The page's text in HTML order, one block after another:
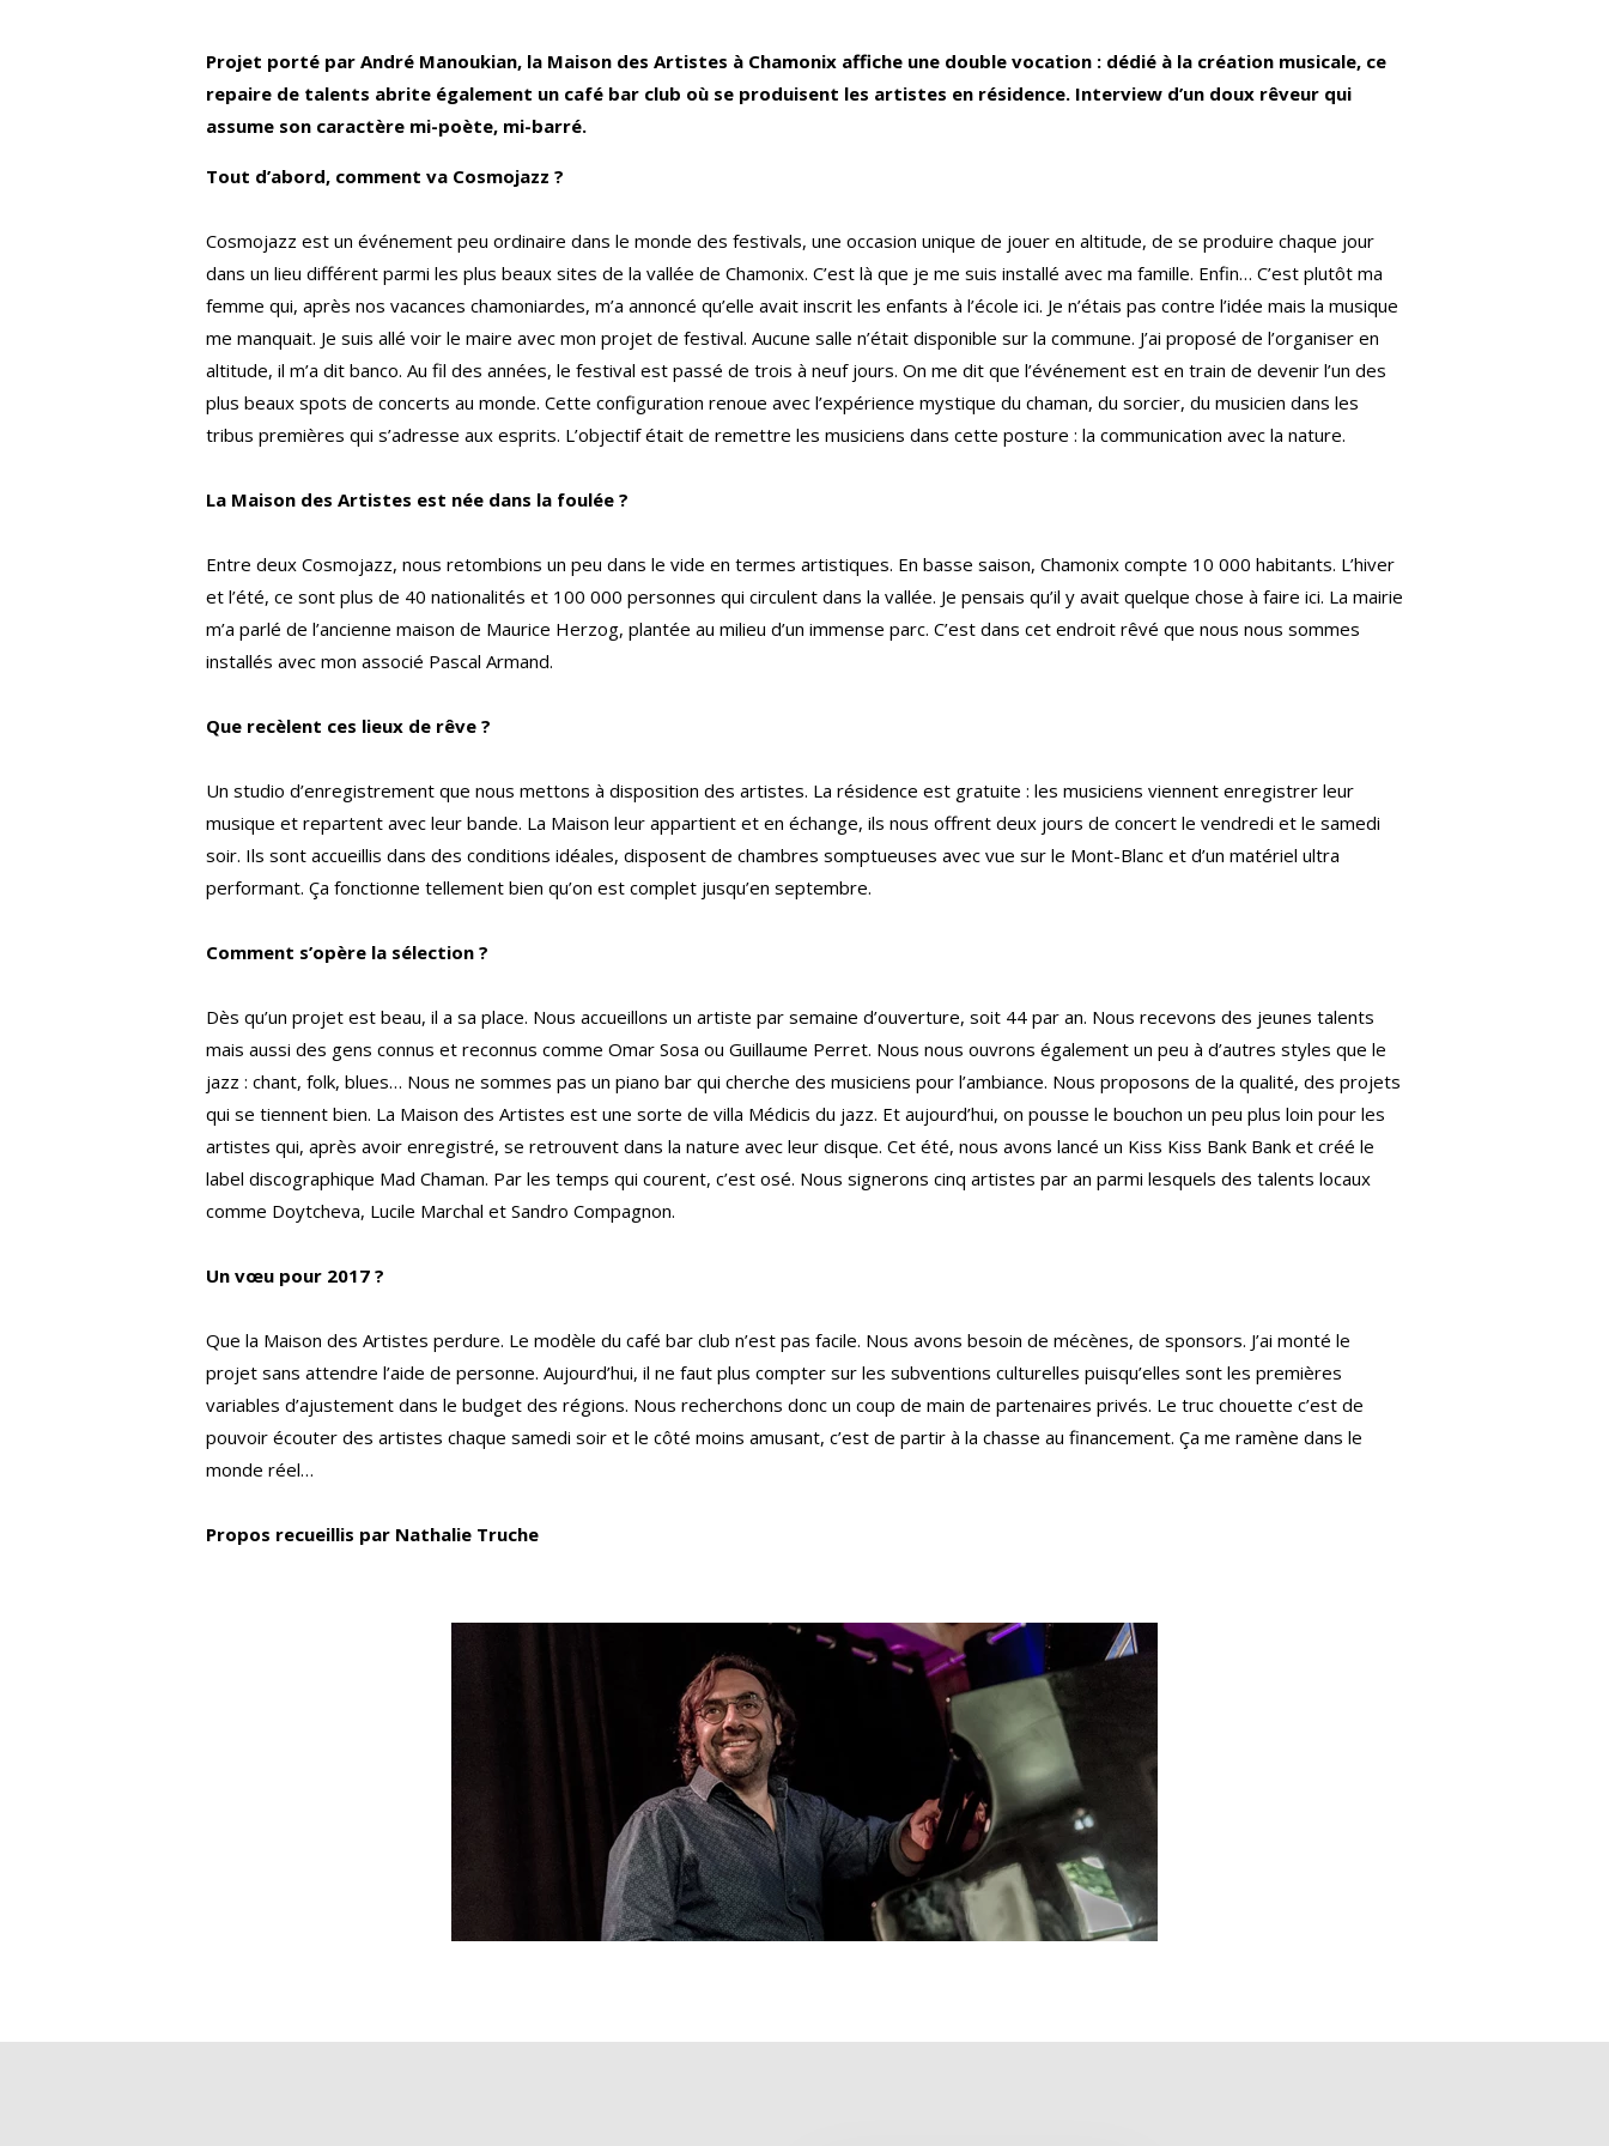
Projet porté par André Manoukian, la Maison des Artistes à Chamonix affiche une double vocation : dédié à la création musicale, ce
repaire de talents abrite également un café bar club où se produisent les artistes en résidence. Interview d’un doux rêveur qui
assume son caractère mi-poète, mi-barré.
Tout d’abord, comment va Cosmojazz ?
Cosmojazz est un événement peu ordinaire dans le monde des festivals, une occasion unique de jouer en altitude, de se produire chaque jour
dans un lieu différent parmi les plus beaux sites de la vallée de Chamonix. C’est là que je me suis installé avec ma famille. Enfin… C’est plutôt ma
femme qui, après nos vacances chamoniardes, m’a annoncé qu’elle avait inscrit les enfants à l’école ici. Je n’étais pas contre l’idée mais la musique
me manquait. Je suis allé voir le maire avec mon projet de festival. Aucune salle n’était disponible sur la commune. J’ai proposé de l’organiser en
altitude, il m’a dit banco. Au fil des années, le festival est passé de trois à neuf jours. On me dit que l’événement est en train de devenir l’un des
plus beaux spots de concerts au monde. Cette configuration renoue avec l’expérience mystique du chaman, du sorcier, du musicien dans les
tribus premières qui s’adresse aux esprits. L’objectif était de remettre les musiciens dans cette posture : la communication avec la nature.
La Maison des Artistes est née dans la foulée ?
Entre deux Cosmojazz, nous retombions un peu dans le vide en termes artistiques. En basse saison, Chamonix compte 10 000 habitants. L’hiver
et l’été, ce sont plus de 40 nationalités et 100 000 personnes qui circulent dans la vallée. Je pensais qu’il y avait quelque chose à faire ici. La mairie
m’a parlé de l’ancienne maison de Maurice Herzog, plantée au milieu d’un immense parc. C’est dans cet endroit rêvé que nous nous sommes
installés avec mon associé Pascal Armand.
Que recèlent ces lieux de rêve ?
Un studio d’enregistrement que nous mettons à disposition des artistes. La résidence est gratuite : les musiciens viennent enregistrer leur
musique et repartent avec leur bande. La Maison leur appartient et en échange, ils nous offrent deux jours de concert le vendredi et le samedi
soir. Ils sont accueillis dans des conditions idéales, disposent de chambres somptueuses avec vue sur le Mont-Blanc et d’un matériel ultra
performant. Ça fonctionne tellement bien qu’on est complet jusqu’en septembre.
Comment s’opère la sélection ?
Dès qu’un projet est beau, il a sa place. Nous accueillons un artiste par semaine d’ouverture, soit 44 par an. Nous recevons des jeunes talents
mais aussi des gens connus et reconnus comme Omar Sosa ou Guillaume Perret. Nous nous ouvrons également un peu à d’autres styles que le
jazz : chant, folk, blues… Nous ne sommes pas un piano bar qui cherche des musiciens pour l’ambiance. Nous proposons de la qualité, des projets
qui se tiennent bien. La Maison des Artistes est une sorte de villa Médicis du jazz. Et aujourd’hui, on pousse le bouchon un peu plus loin pour les
artistes qui, après avoir enregistré, se retrouvent dans la nature avec leur disque. Cet été, nous avons lancé un Kiss Kiss Bank Bank et créé le
label discographique Mad Chaman. Par les temps qui courent, c’est osé. Nous signerons cinq artistes par an parmi lesquels des talents locaux
comme Doytcheva, Lucile Marchal et Sandro Compagnon.
Un vœu pour 2017 ?
Que la Maison des Artistes perdure. Le modèle du café bar club n’est pas facile. Nous avons besoin de mécènes, de sponsors. J’ai monté le
projet sans attendre l’aide de personne. Aujourd’hui, il ne faut plus compter sur les subventions culturelles puisqu’elles sont les premières
variables d’ajustement dans le budget des régions. Nous recherchons donc un coup de main de partenaires privés. Le truc chouette c’est de
pouvoir écouter des artistes chaque samedi soir et le côté moins amusant, c’est de partir à la chasse au financement. Ça me ramène dans le
monde réel…
Propos recueillis par Nathalie Truche